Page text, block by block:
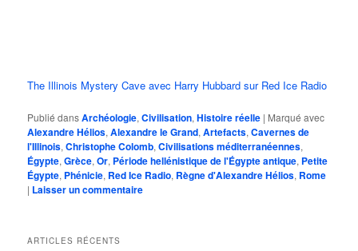
The Illinois Mystery Cave avec Harry Hubbard sur Red Ice Radio
Publié dansArchéologie,Civilisation,Histoire réelle | Marqué avec
Alexandre Hélios,Alexandre le Grand,Artefacts,Cavernes de
l'Illinois,Christophe Colomb,Civilisations méditerranéennes,
Égypte,Grèce,Or, Période hellénistique de l'Égypte antique, Petite
Égypte, Phénicie, Red Ice Radio, Règne d'Alexandre Hélios, Rome
| Laisser un commentaire
ARTICLES RÉCENTS